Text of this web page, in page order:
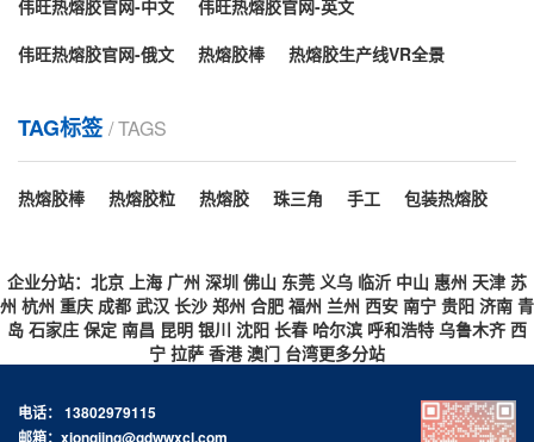
温度而转变液态，但化学性质不会变化无毒无味是环保
其熔化。熔化之后就会变成胶液。然后将热熔胶机的胶
棒管和胶棒枪...
我们知道的热熔胶棒、胶粒以及块状等形态的热熔胶最
单单只是满足用户对颜色的要求，其实原料方面对它的
是没有关系的。热熔胶的生产配方原料配比的不同对其
粘性、固化点...
快递袋作用主要就是包裹快递，目前网购的迅速发展促
使了快递袋被广泛应用于物流包装运输！密封程度很
高，封口方式也便捷。我们收快递时偶尔会看到哪怕快
递袋破了但是封口处一般都不会爆开，可以知道热熔胶
是容易导致胶层开胶的，而在快递袋上却很少有遇水开
热熔胶虽然是一种粘合剂，不仅环保绿色而且粘接速度
伟旺热熔胶官网-中文
伟旺热熔胶官网-英文
伟旺热熔胶官网-俄文
热熔胶棒 热熔胶生产线VR全景
TAG标签/ TAGS
热熔胶棒 热熔胶粒 热熔胶 珠三角 手工 包装热熔胶
企业分站： 北京 上海 广州 深圳 佛山 东莞 义乌 临沂 中山 惠州 天津 苏
州 杭州 重庆 成都 武汉 长沙 郑州 合肥 福州 兰州 西安 南宁 贵阳 济南 青
岛 石家庄 保定 南昌 昆明 银川 沈阳 长春 哈尔滨 呼和浩特 乌鲁木齐 西
宁 拉萨 香港 澳门 台湾更多分站
电话： 13802979115
邮箱：xiongjing@gdwwxcl.com